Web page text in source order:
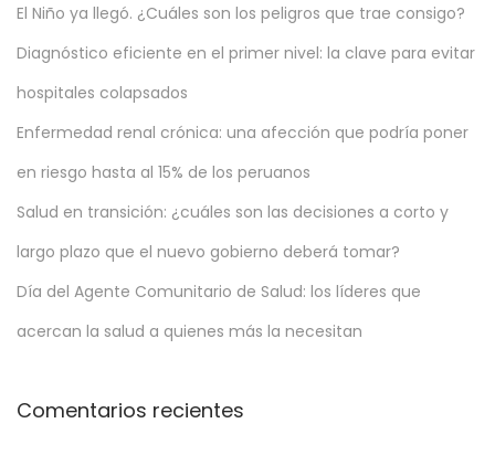
f
a
e
c
i
s
p
C
El Niño ya llegó. ¿Cuáles son los peligros que trae consigo?
Diagnóstico eficiente en el primer nivel: la clave para evitar
hospitales colapsados
Enfermedad renal crónica: una afección que podría poner
en riesgo hasta al 15% de los peruanos
Salud en transición: ¿cuáles son las decisiones a corto y
largo plazo que el nuevo gobierno deberá tomar?
Día del Agente Comunitario de Salud: los líderes que
acercan la salud a quienes más la necesitan
Comentarios recientes